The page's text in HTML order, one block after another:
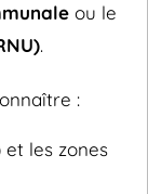
ou le
.
:
et les zones